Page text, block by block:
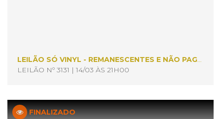
LEILÃO SÓ VINYL - REMANESCENTES E NÃO PAGOS
LEILÃO Nº 3131 | 14/03 ÀS 21H00
FINALIZADO